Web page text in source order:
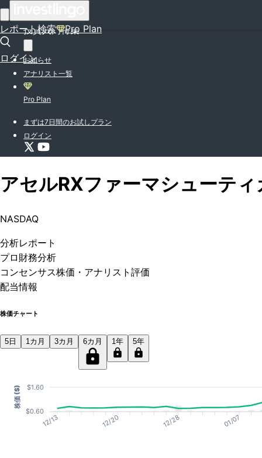
レポート検索 Pro Plan
ログイン
投資入門特集
お知らせ
アナリスト一覧
Pro Plan
まずは7日間のお試しプラン
ログイン
アセルRXファーマシューテ
NASDAQ
分析レポート
プロ 財務分析
コンセンサス株価 ・アナリスト評価
配当情報
株価チャート
5日 1カ月 3カ月 6カ月 1年 5年
$1.60
$0.60
株価 ($)
12/13 12/20 12/28 01/07